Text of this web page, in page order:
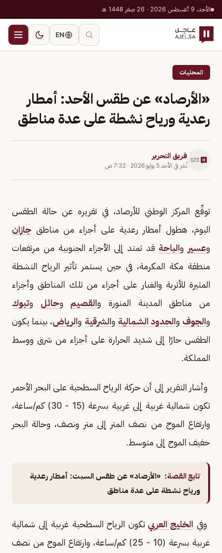
الأحد، 9 أغسطس 2026 · 26 صفر 1448 هـ
EN
المحليات
«الأرصاد» عن طقس الأحد: أمطار
رعدية ورياح نشطة على عدة مناطق
فريق التحرير
نُشر في الأحد 5 يوليو 2026 · 7:32 ص
توقّع المركز الوطني للأرصاد، في تقريره عن حالة الطقس
اليوم، هطول أمطار رعدية على أجزاء من مناطق جازان
وعسير والباحة قد تمتد إلى الأجزاء الجنوبية من مرتفعات
منطقة مكة المكرمة، في حين يستمر تأثير الرياح النشطة
المثيرة للأتربة والغبار على أجزاء من تلك المناطق وأجزاء
من مناطق المدينة المنورة والقصيم وحائل وتبوك
والجوف والحدود الشمالية والشرقية والرياض، بينما يكون
الطقس حارًا إلى شديد الحرارة على أجزاء من شرق ووسط
المملكة.
وأشار التقرير إلى أن حركة الرياح السطحية على البحر الأحمر
تكون شمالية غربية إلى غربية بسرعة (15 - 30) كم/ساعة،
وارتفاع الموج من نصف المتر إلى متر ونصف، وحالة البحر
خفيف الموج إلى متوسط.
تابع القصة: «الأرصاد» عن طقس السبت: أمطار رعدية
ورياح نشطة على عدة مناطق
وفي الخليج العربي تكون الرياح السطحية غربية إلى شمالية
غربية بسرعة (10 - 25) كم/ساعة، وارتفاع الموج من نصف